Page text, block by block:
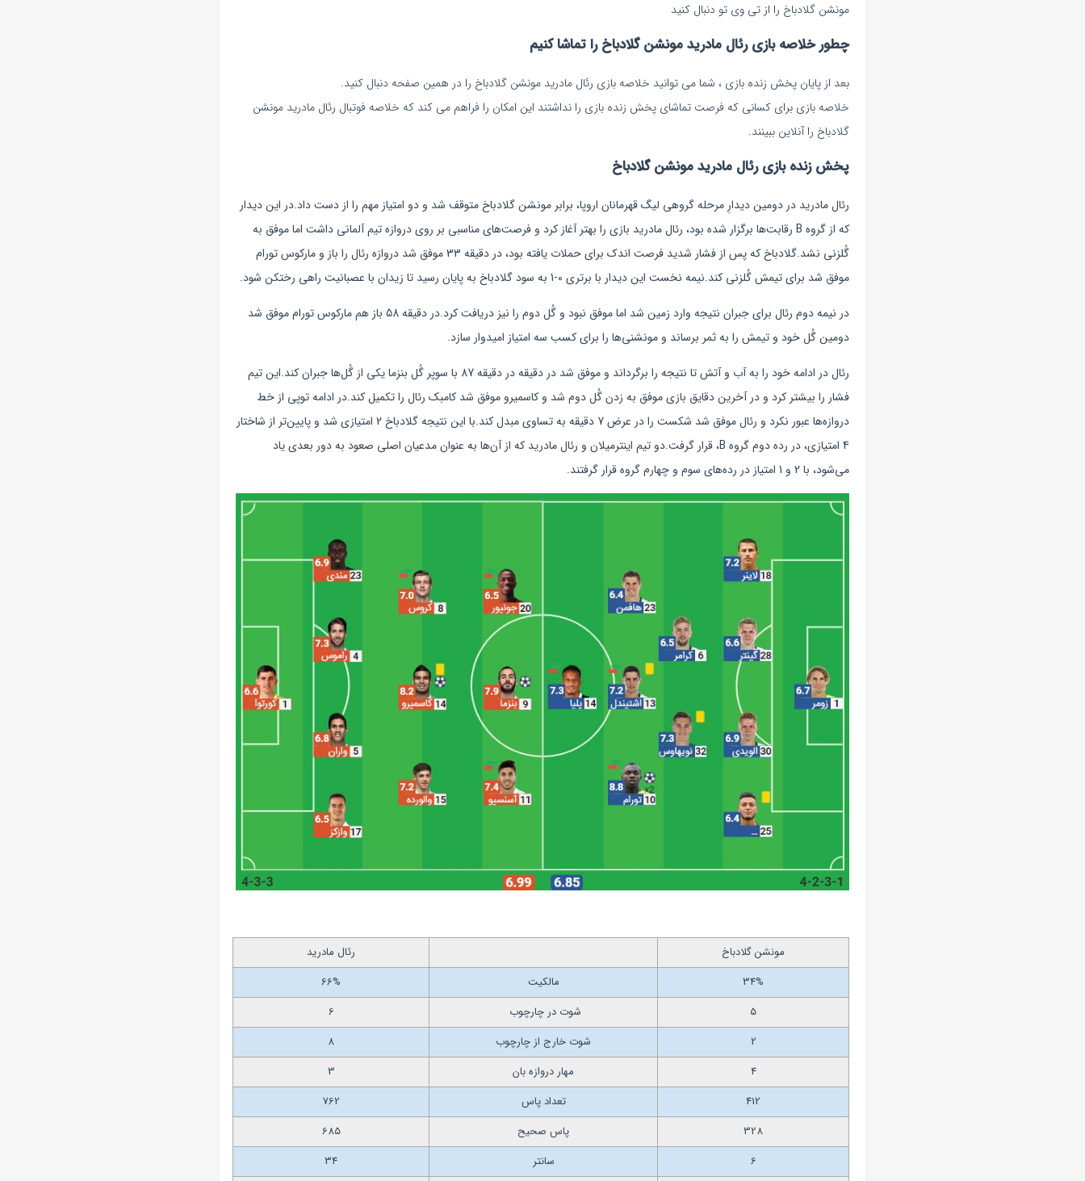
مونشن گلادباخ را از تی وی تو دنبال کنید
چطور خلاصه بازی رئال مادرید مونشن گلادباخ را تماشا کنیم
بعد از پایان پخش زنده بازی ، شما می توانید خلاصه بازی رئال مادرید مونشن گلادباخ را در همین صفحه دنبال کنید.
خلاصه بازی برای کسانی که فرصت تماشای پخش زنده بازی را نداشتند این امکان را فراهم می کند که خلاصه فوتبال رئال مادرید مونشن
گلادباخ را آنلاین ببینند.
پخش زنده بازی رئال مادرید مونشن گلادباخ
رئال مادرید در دومین دیدارِ مرحله گروهی لیگ قهرمانان اروپا، برابر مونشن گلادباخ متوقف شد و دو امتیاز مهم را از دست داد.در این دیدار
که از گروه B رقابت‌ها برگزار شده بود، رئال مادرید بازی را بهتر آغاز کرد و فرصت‌های مناسبی بر روی دروازه تیم آلمانی داشت اما موفق به
گُلزنی نشد.گلادباخ که پس از فشار شدید فرصت اندک برای حملات یافته بود، در دقیقه 33 موفق شد دروازه رئال را باز و مارکوس تورام
موفق شد برای تیمش گُلزنی کند.نیمه نخست این دیدار با برتری 0-1 به سود گلادباخ به پایان رسید تا زیدان با عصبانیت راهی رختکن شود.
در نیمه دوم رئال برای جبران نتیجه وارد زمین شد اما موفق نبود و گُل دوم را نیز دریافت کرد.در دقیقه 58 باز هم مارکوس تورام موفق شد
دومین گُل خود و تیمش را به ثمر برساند و مونشنی‌ها را برای کسب سه امتیاز امیدوار سازد.
رئال در ادامه خود را به آب و آتش تا نتیجه را برگرداند و موفق شد در دقیقه در دقیقه 87 با سوپر گُل بنزما یکی از گُل‌ها جبران کند.این تیم
فشار را بیشتر کرد و در آخرین دقایق بازی موفق به زدن گُل دوم شد و کاسمیرو موفق شد کامبک رئال را تکمیل کند.در ادامه توپی از خط
دروازه‌ها عبور نکرد و رئال موفق شد شکست را در عرض 7 دقیقه به تساوی مبدل کند.با این نتیجه گلادباخ 2 امتیازی شد و پایین‌تر از شاختار
4 امتیازی، در رده دوم گروه B، قرار گرفت.دو تیم اینترمیلان و رئال مادرید که از آن‌ها به عنوان مدعیان اصلی صعود به دور بعدی یاد
می‌شود، با 2 و 1 امتیاز در رده‌های سوم و چهارم گروه قرار گرفتند.
مونشن گلادباخ
رئال مادرید
34%
مالکیت
66%
5
شوت در چارچوب
6
2
شوت خارج از چارچوب
8
4
مهار دروازه بان
3
412
تعداد پاس
762
328
پاس صحیح
685
6
سانتر
34